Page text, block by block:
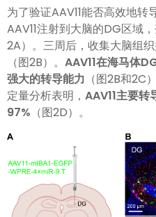
为了验证AAV11能否高效地
AAV11注射到大脑的DG区域
2A）。三周后，收集大脑组
（图2B）。 AAV11在海马体
强大的转导能力 （图2B和2C
定量分析表明， AAV11主要
97% （图2D）。